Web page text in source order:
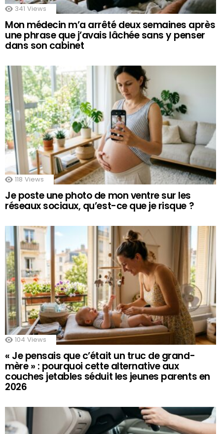
341 Views
Mon médecin m’a arrêté deux semaines après
une phrase que j’avais lâchée sans y penser
dans son cabinet
118 Views
Je poste une photo de mon ventre sur les
réseaux sociaux, qu’est-ce que je risque ?
104 Views
« Je pensais que c’était un truc de grand-
mère » : pourquoi cette alternative aux
couches jetables séduit les jeunes parents en
2026